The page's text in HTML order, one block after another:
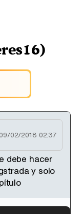
02/2018 02:37
debe hacer
y solo